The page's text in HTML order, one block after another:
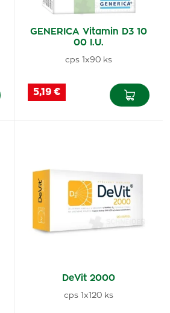
GENERICA Vitamin D3 10
00 I.U.
cps 1x90 ks
5,19 €
DeVit 2000
cps 1x120 ks